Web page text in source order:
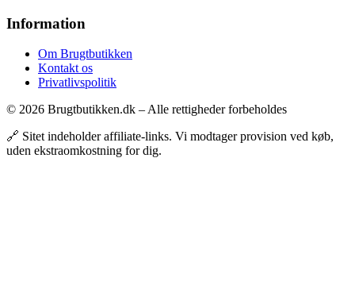
Information
Om Brugtbutikken
Kontakt os
Privatlivspolitik
© 2026 Brugtbutikken.dk – Alle rettigheder forbeholdes
🔗 Sitet indeholder affiliate-links. Vi modtager provision ved køb,
uden ekstraomkostning for dig.